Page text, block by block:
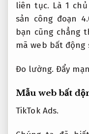
liên tục. Là 1
sản công đoạn
bạn cũng chẳng
mã web bất động
Đo lường. Đẩy
Mẫu web bất
TikTok Ads.